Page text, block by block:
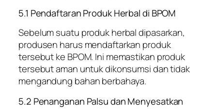
5.1 Pendaftaran Produk Herbal di BPOM
Sebelum suatu produk herbal dipasarkan,
produsen harus mendaftarkan produk
tersebut ke BPOM. Ini memastikan produk
tersebut aman untuk dikonsumsi dan tidak
mengandung bahan berbahaya.
5.2 Penanganan Palsu dan Menyesatkan